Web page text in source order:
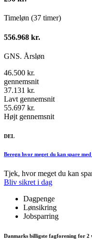
Timeløn (37 timer)
556.968 kr.
GNS. Årsløn
46.500 kr.
gennemsnit
37.131 kr.
Lavt gennemsnit
55.697 kr.
Højt gennemsnit
DEL
Beregn hvor meget du kan spare
Tjek, hvor meget du kan
Bliv sikret i dag
Dagpenge
Lønsikring
Jobsparring
Danmarks billigste fagforening for 2